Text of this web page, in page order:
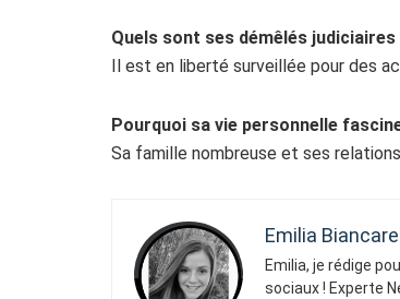
Quels sont ses démêlés judiciaires
Il est en liberté surveillée pour des
Pourquoi sa vie personnelle
Sa famille nombreuse et ses
Emilia
Emilia, je rédige
sociaux ! Experte